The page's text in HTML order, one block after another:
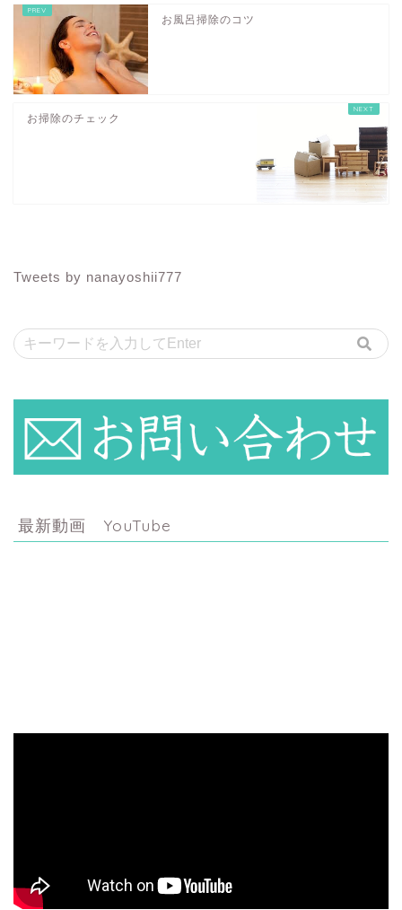
お風呂掃除のコツ
お掃除のチェック
Tweets by nanayoshii777
最新動画 YouTube